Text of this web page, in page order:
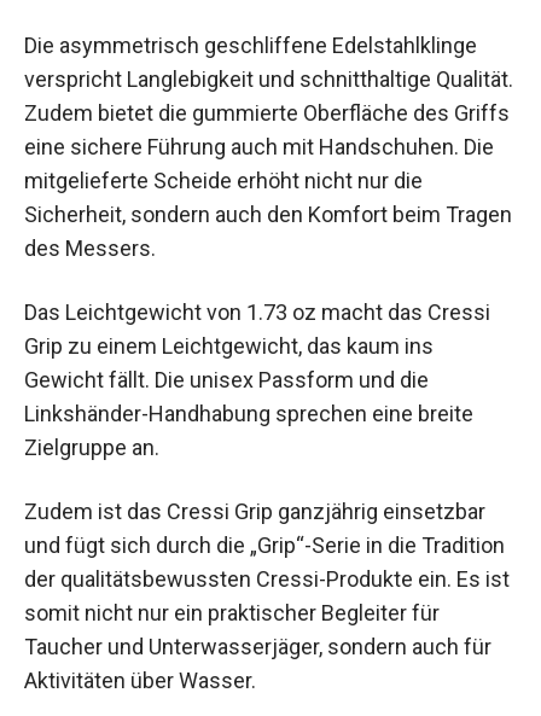
Die asymmetrisch geschliffene Edelstahlklinge
verspricht Langlebigkeit und schnitthaltige Qualität.
Zudem bietet die gummierte Oberfläche des Griffs
eine sichere Führung auch mit Handschuhen. Die
mitgelieferte Scheide erhöht nicht nur die
Sicherheit, sondern auch den Komfort beim Tragen
des Messers.
Das Leichtgewicht von 1.73 oz macht das Cressi
Grip zu einem Leichtgewicht, das kaum ins
Gewicht fällt. Die unisex Passform und die
Linkshänder-Handhabung sprechen eine breite
Zielgruppe an.
Zudem ist das Cressi Grip ganzjährig einsetzbar
und fügt sich durch die „Grip“-Serie in die Tradition
der qualitätsbewussten Cressi-Produkte ein. Es ist
somit nicht nur ein praktischer Begleiter für
Taucher und Unterwasserjäger, sondern auch für
Aktivitäten über Wasser.